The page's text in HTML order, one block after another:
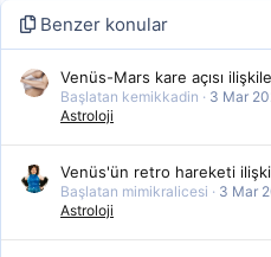
Benzer konular
Venüs-Mars kare açısı
Başlatan kemikkadin 3 Mar
Astroloji
Venüs'ün retro hareketi
Başlatan mimikralicesi 3 Mar
Astroloji